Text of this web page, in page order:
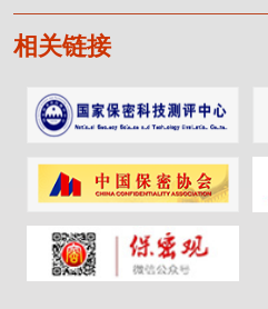
相关链接